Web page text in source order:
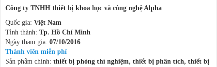
Công ty TNHH thiết bị khoa học và công nghệ Alpha
Quốc gia: Việt Nam
Tỉnh thành: Tp. Hồ Chí Minh
Ngày tham gia: 07/10/2016
Thành viên miễn phí
Sản phẩm chính: thiết bị phòng thí nghiệm, thiết bị phân tích, thiết bị